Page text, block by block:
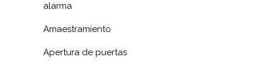
alarma
Amaestramiento
Apertura de puertas